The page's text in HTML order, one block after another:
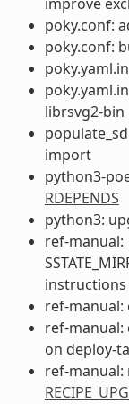
poky.conf:
poky.conf:
librsvg2-bin
import
python3-
RDEPENDS
python3:
ref-manual:
ref-manual:
ref-
on deploy-
ref-